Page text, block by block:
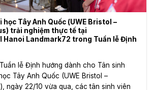
Tây Anh Quốc (UWE Bristol –
trải nghiệm thực tế tại
Hanoi Landmark72 trong Tuần lễ Định
lễ Định hướng dành cho Tân sinh
Tây Anh Quốc (UWE Bristol –
ngày 22/10 vừa qua, các tân sinh viên